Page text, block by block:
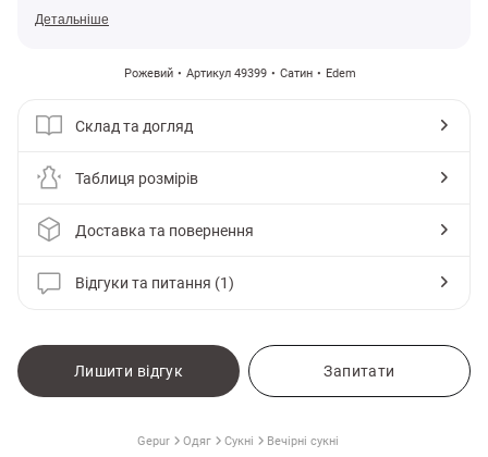
Детальніше
Рожевий Артикул 49399 Сатин Edem
Склад та догляд
Таблиця розмірів
Доставка та повернення
Відгуки та питання (1)
Лишити відгук Запитати
Gepur Одяг Сукні Вечірні сукні